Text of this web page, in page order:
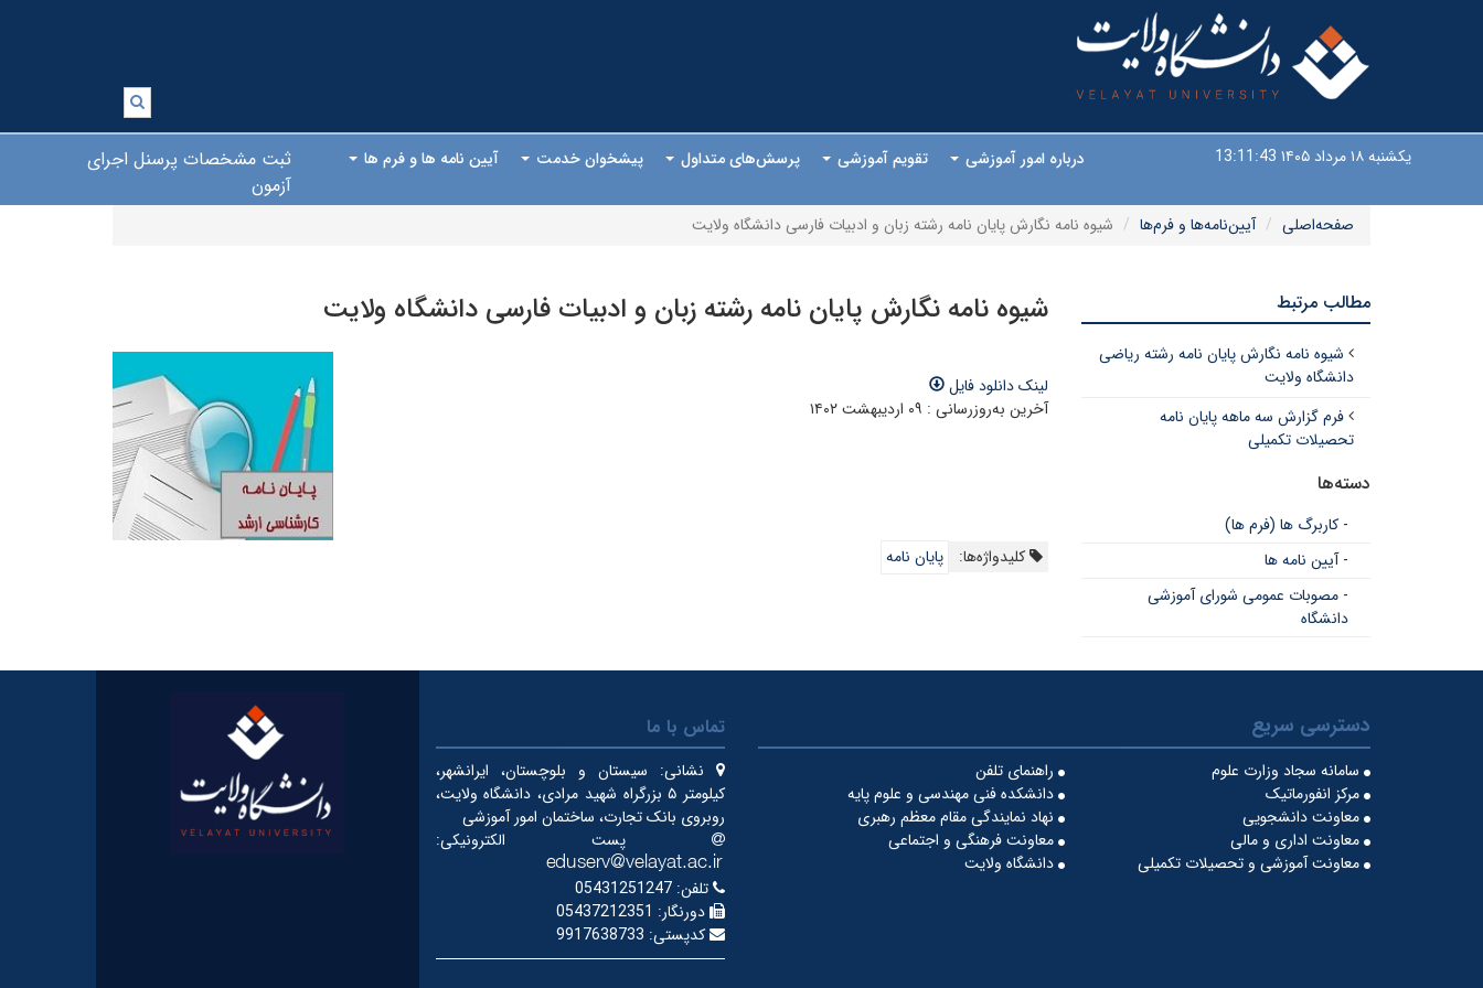
یکشنبه ۱۸ مرداد ۱۴۰۵ 13:11:43
ثبت مشخصات پرسنل اجرای
آزمون
درباره امور آموزشی تقویم آموزشی پرسش‌های متداول پیشخوان خدمت آیین نامه ها و فرم ها
صفحه‌اصلی آیین‌نامه‌ها و فرم‌ها شیوه نامه نگارش پایان نامه رشته زبان و ادبیات فارسی دانشگاه ولایت
شیوه نامه نگارش پایان نامه رشته زبان و ادبیات فارسی دانشگاه ولایت
لینک دانلود فایل
آخرین به‌روزرسانی : ۰۹ اردیبهشت ۱۴۰۲
کلیدواژه‌ها: پایان نامه
مطالب مرتبط
شیوه نامه نگارش پایان نامه رشته ریاضی
دانشگاه ولایت
فرم گزارش سه ماهه پایان نامه
تحصیلات تکمیلی
دسته‌ها
- کاربرگ ها (فرم ها)
- آیین نامه ها
- مصوبات عمومی شورای آموزشی
دانشگاه
دسترسی سریع
راهنمای تلفن
سامانه سجاد وزارت علوم
دانشکده فنی مهندسی و علوم پایه
مرکز انفورماتیک
نهاد نمایندگی مقام معظم رهبری
معاونت دانشجویی
معاونت فرهنگی و اجتماعی
معاونت اداری و مالی
دانشگاه ولایت
معاونت آموزشی و تحصیلات تکمیلی
تماس با ما
نشانی: سیستان و بلوچستان، ایرانشهر،
کیلومتر ۵ بزرگراه شهید مرادی، دانشگاه ولایت،
روبروی بانک تجارت، ساختمان امور آموزشی
پست الکترونیکی:
تلفن: 05431251247
دورنگار: 05437212351
کدپستی: 9917638733